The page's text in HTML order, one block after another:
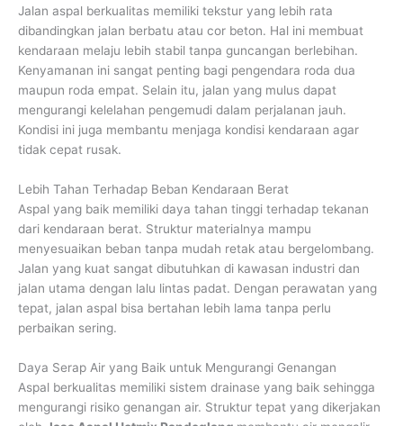
Jalan aspal berkualitas memiliki tekstur yang lebih rata
dibandingkan jalan berbatu atau cor beton. Hal ini membuat
kendaraan melaju lebih stabil tanpa guncangan berlebihan.
Kenyamanan ini sangat penting bagi pengendara roda dua
maupun roda empat. Selain itu, jalan yang mulus dapat
mengurangi kelelahan pengemudi dalam perjalanan jauh.
Kondisi ini juga membantu menjaga kondisi kendaraan agar
tidak cepat rusak.
Lebih Tahan Terhadap Beban Kendaraan Berat
Aspal yang baik memiliki daya tahan tinggi terhadap tekanan
dari kendaraan berat. Struktur materialnya mampu
menyesuaikan beban tanpa mudah retak atau bergelombang.
Jalan yang kuat sangat dibutuhkan di kawasan industri dan
jalan utama dengan lalu lintas padat. Dengan perawatan yang
tepat, jalan aspal bisa bertahan lebih lama tanpa perlu
perbaikan sering.
Daya Serap Air yang Baik untuk Mengurangi Genangan
Aspal berkualitas memiliki sistem drainase yang baik sehingga
mengurangi risiko genangan air. Struktur tepat yang dikerjakan